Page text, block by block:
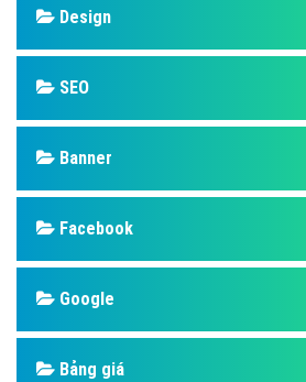
Design
SEO
Banner
Facebook
Google
Bảng giá